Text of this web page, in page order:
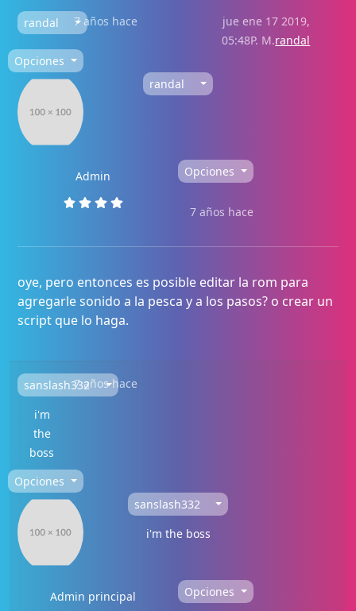
randal 7 años hace
jue ene 17 2019,
05:48P. M.randal
Opciones
randal
Admin Opciones
7 años hace
oye, pero entonces es posible editar la rom para
agregarle sonido a la pesca y a los pasos? o crear un
script que lo haga.
sanslash332
i'm
the
boss
7 años hace
Opciones
sanslash332
i'm the boss
Admin principal Opciones